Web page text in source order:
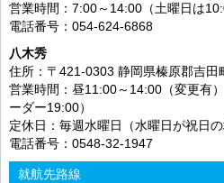
営業時間：7:00～14:00（土曜日は
電話番号：054-624-6868
八木秀
住所：〒421-0303 静岡県榛原郡吉田
営業時間：昼11:00～14:00（変更有
ーダー19:00）
定休日：毎週水曜日（水曜日が祝日の
電話番号：0548-32-1947
就航先路線